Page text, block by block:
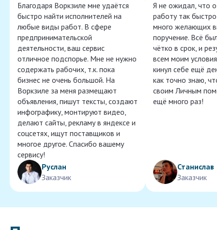
Благодаря Воркзиле мне удаётся
быстро найти исполнителей на
любые виды работ. В сфере
предпринимательской
деятельности, ваш сервис
отличное подспорье. Мне не нужно
содержать рабочих, т.к. пока
бизнес не очень большой. На
Воркзиле за меня размещают
объявления, пишут тексты, создают
инфографику, монтируют видео,
делают сайты, рекламу в яндексе и
соцсетях, ищут поставщиков и
многое другое. Спасибо вашему
сервису!
Руслан
Заказчик
Я не ожидал, что
работу так
много желающих
поручение. Всё
чётко в срок, и
всем моим
кинул себе ещё
как точно знаю,
своим Личным
ещё много раз!
Станислав
Заказчик